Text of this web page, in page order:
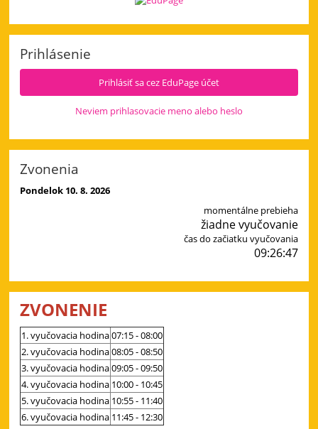
Prihlásenie
Prihlásiť sa cez EduPage účet
Neviem prihlasovacie meno alebo heslo
Zvonenia
Pondelok 10. 8. 2026
momentálne prebieha
žiadne vyučovanie
čas do začiatku vyučovania
09:26:46
ZVONENIE
1. vyučovacia hodina07:15 - 08:00
2. vyučovacia hodina08:05 - 08:50
3. vyučovacia hodina09:05 - 09:50
4. vyučovacia hodina 10:00 - 10:45
5. vyučovacia hodina 10:55 - 11:40
6.vyučovacia hodina 11:45 - 12:30